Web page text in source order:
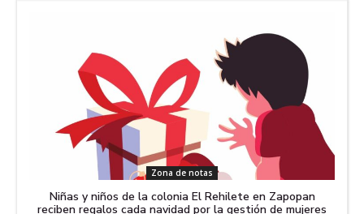
Zona de notas
Niñas y niños de la colonia El Rehilete en Zapopan
reciben regalos cada navidad por la gestión de mujeres